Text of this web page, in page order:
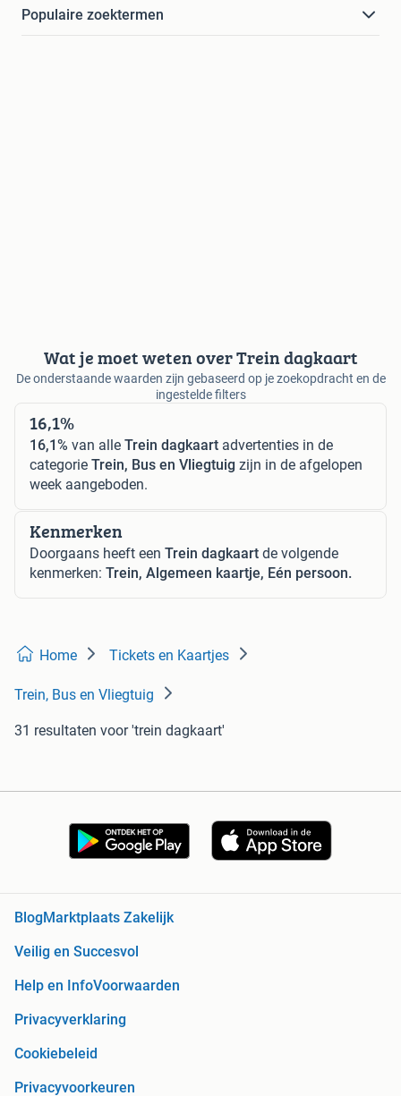
Populaire zoektermen
Wat je moet weten over Trein dagkaart
De onderstaande waarden zijn gebaseerd op je zoekopdracht en de
ingestelde filters
16,1%
16,1% van alle Trein dagkaart advertenties in de
categorie Trein, Bus en Vliegtuig zijn in de afgelopen
week aangeboden.
Kenmerken
Doorgaans heeft een Trein dagkaart de volgende
kenmerken: Trein, Algemeen kaartje, Eén persoon.
Home Tickets en Kaartjes
Trein, Bus en Vliegtuig
31 resultaten voor 'trein dagkaart'
BlogMarktplaats Zakelijk
Veilig en Succesvol
Help en InfoVoorwaarden
Privacyverklaring
Cookiebeleid
Privacyvoorkeuren